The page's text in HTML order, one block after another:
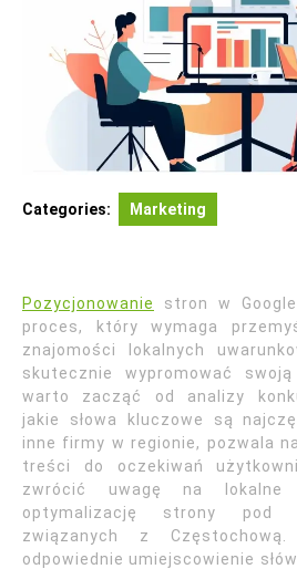
Categories: Marketing
Pozycjonowanie
stron w
proces, który wymaga
znajomości lokalnych
skutecznie wypromować
warto zacząć od analizy
jakie słowa kluczowe są
inne firmy w regionie, pozwala
treści do oczekiwań
zwrócić uwagę na lokalne
optymalizację strony pod
związanych z
odpowiednie umiejscowienie